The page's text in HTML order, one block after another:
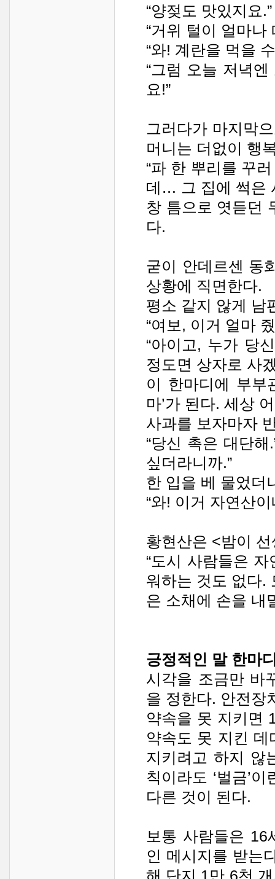
“양젖도 맛있지요.”
“거위 털이 얼마나
“와! 계란을 먹을
“그럼 오늘 저녁
요!”
그러다가 마지막
머니는 더없이 행
“파 한 뿌리를 꾸
데… 그 집에 썩은
창 틈으로 엿듣던
다.
굳이 안데르센 동
상황에 직면한다.
평소 같지 않게 남
“여보, 이거 얼마
“아이고, 누가 당
정도면 상자로 사
이 한마디에 부부
마’가 된다. 세상
사과를 보자마자
“당신 촉은 대단해
싶더라니까.”
한 입을 베 물었더
“와! 이거 자연산
황현산은 <밤이
“도시 사람들은
워하는 것도 없다.
은 소채에 손을 내
긍정적인 말 한마
시각을 조금만 바
을 정한다. 안전장
약속을 못 지키면
약속도 못 지킨
지키려고 하지 않
칙이라도 ‘벌금’
다른 것이 된다.
보통 사람들은
인 메시지를 받는
해 단지 1만 6천